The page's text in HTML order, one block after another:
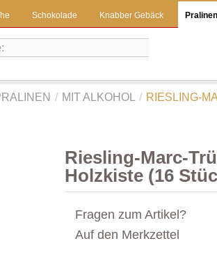
Schokolade Knabber Gebäck Pralinen
/ MIT ALKOHOL / RIESLING-
Riesling-Marc-
Holzkiste (16
Fragen zum Artikel?
Auf den Merkzettel